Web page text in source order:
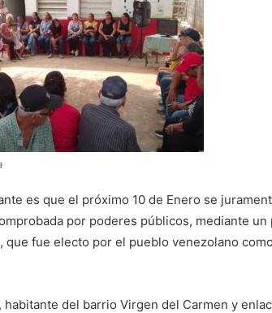
es que el próximo 10 de Enero se
por poderes públicos, mediante
fue electo por el pueblo venezolano
del barrio Virgen del Carmen y